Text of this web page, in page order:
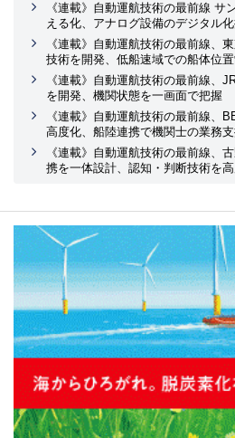
《連載》自動運航技術の最前線 サ
える化、アナログ設備のデジタル
《連載》自動運航技術の最前線、
技術を開発、低船速域での船体位
《連載》自動運航技術の最前線、
を開発、機関状態を一画面で把握
《連載》自動運航技術の最前線、
高度化、船陸連携で機関士の業務
《連載》自動運航技術の最前線、
携を一体設計、認知・判断技術を